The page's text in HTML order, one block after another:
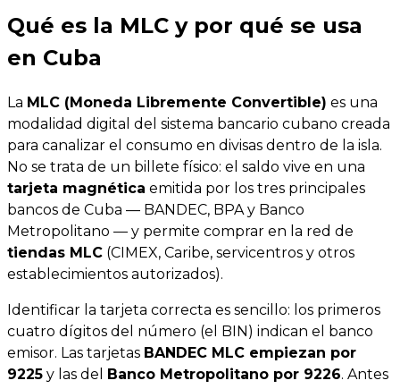
Qué es la MLC y por qué se usa
en Cuba
La MLC (Moneda Libremente Convertible) es una
modalidad digital del sistema bancario cubano creada
para canalizar el consumo en divisas dentro de la isla.
No se trata de un billete físico: el saldo vive en una
tarjeta magnética emitida por los tres principales
bancos de Cuba — BANDEC, BPA y Banco
Metropolitano — y permite comprar en la red de
tiendas MLC (CIMEX, Caribe, servicentros y otros
establecimientos autorizados).
Identificar la tarjeta correcta es sencillo: los primeros
cuatro dígitos del número (el BIN) indican el banco
emisor. Las tarjetas BANDEC MLC empiezan por
9225 y las del Banco Metropolitano por 9226. Antes